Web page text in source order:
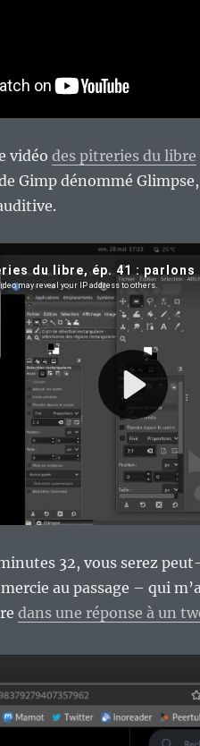
vidéo des pitreries du libre
Gimp dénommé
32, vous serez
au passage – qui
dans une réponse à un